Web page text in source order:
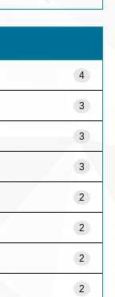
4
3
3
3
2
2
2
2